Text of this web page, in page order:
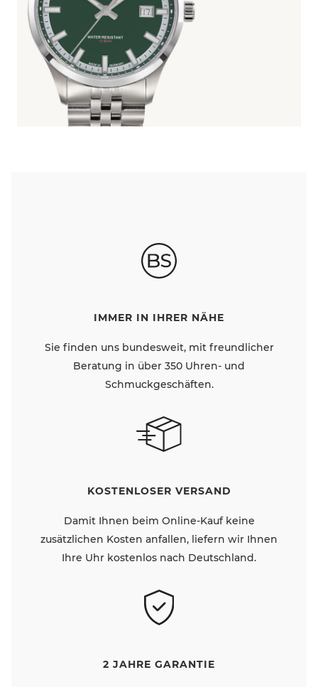
IMMER IN IHRER NÄHE
Sie finden uns bundesweit, mit freundlicher
Beratung in über 350 Uhren- und
Schmuckgeschäften.
KOSTENLOSER VERSAND
Damit Ihnen beim Online-Kauf keine
zusätzlichen Kosten anfallen, liefern wir Ihnen
Ihre Uhr kostenlos nach Deutschland.
2 JAHRE GARANTIE